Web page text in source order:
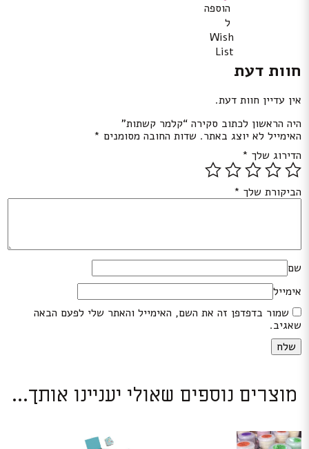
הוספה
ל
Wish
List
חוות דעת
אין עדיין חוות דעת.
היה הראשון לכתוב סקירה “קלמר קשתות”
האימייל לא יוצג באתר. שדות החובה מסומנים *
הדירוג שלך *
הביקורת שלך *
שם
אימייל
שמור בדפדפן זה את השם, האימייל והאתר שלי לפעם הבאה
שאגיב.
מוצרים נוספים שאולי יעניינו אותך...